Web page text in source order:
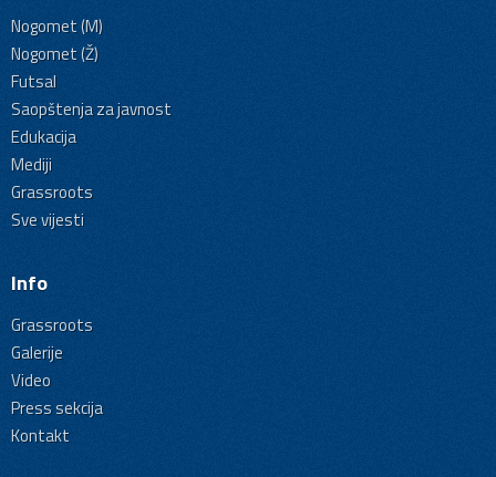
Nogomet (M)
Nogomet (Ž)
Futsal
Saopštenja za javnost
Edukacija
Mediji
Grassroots
Sve vijesti
Info
Grassroots
Galerije
Video
Press sekcija
Kontakt